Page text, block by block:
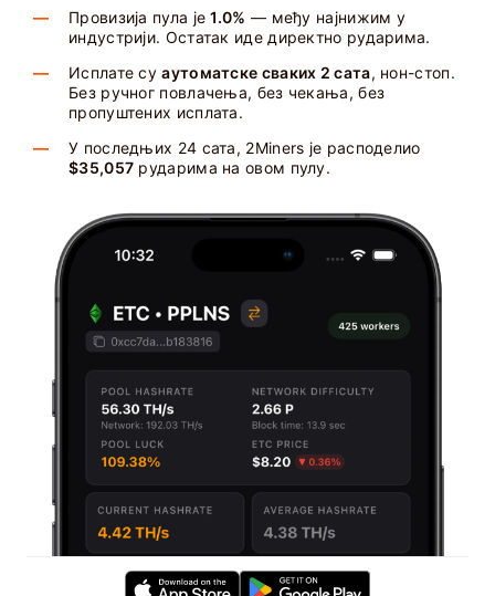
Провизија пула је1.0% — међу најнижим у
индустрији. Остатак иде директно рударима.
Исплате суаутоматске сваких 2 сата, нон-стоп.
Без ручног повлачења, без чекања, без
пропуштених исплата.
У последњих 24 сата, 2Miners је расподелио
$35,057 рударима на овом пулу.